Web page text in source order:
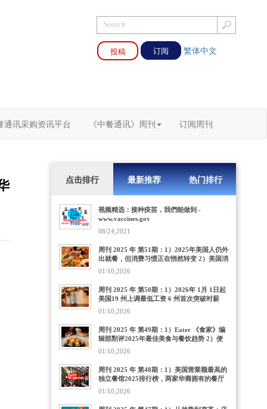
投稿 订阅 繁体中文
通讯采购资讯平台 《中餐通讯》周刊 订阅周刊
点击排行 最新推荐 热门排行
视频精选：接种疫苗，我們能做到 -
www.vaccines.gov
08/24,2021
周刊 2025 年 第51期：1）2025年美国人仍外
出就餐，但消费习惯正在悄然转变 2）美国消
费者最喜爱的“快餐店”，竟然是一家便利店
3）美国最大粤菜㸃心餐厅落地加州湾区，半
岛豪苑酒家第五分店豪华開業容纳800人
01/10,2026
周刊 2025 年 第50期：1）2026年 1月 1日起
美国19 州上调最低工资 6 州首次突破时薪
$15 2）2025 年餐飲行业科技愿望清单出炉
：AI人工智能列为核心刚需 3）百胜发布首
份全球餐饮趋势报告：自我中心、情绪价
值、掌控感
01/10,2026
周刊 2025 年 第49期：1）Eater 《食家》编
辑部㸃评2025年最佳美食与餐饮趋势 2）便
利店(Convenience Stores）正日益成为美国
人的餐饮目的地，Grubhub 2025年外卖订单
揭示 3）DoorDash 与 Uber 联合起诉纽约
市，反对强制预付小费规定
01/10,2026
周刊 2025 年 第48期：1）美国营業额最高的
独立餐馆2025排行榜，两家华裔拥有的餐厅
上榜 2）餐馆行业杂志点評百强独立餐厅逆境
制胜之道 3）假日季餐饮外烩服务提速 全美
连锁餐厅扎堆推出节日限定菜单
01/10,2026